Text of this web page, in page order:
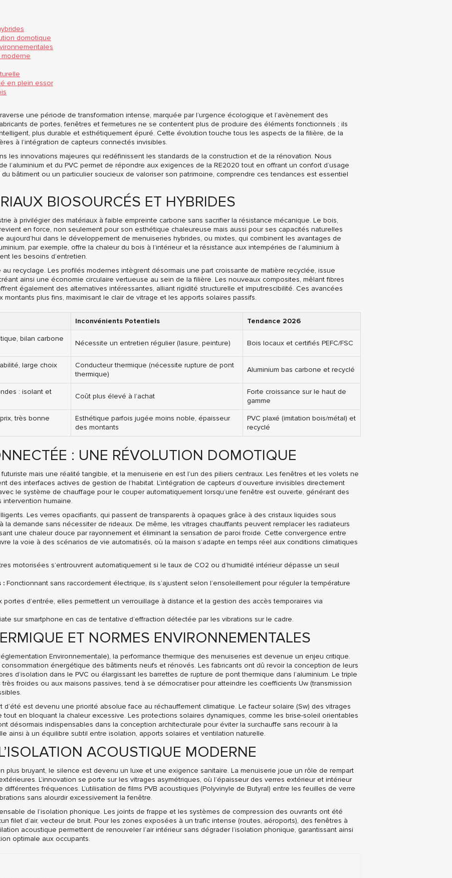
domotique
moderne
en plein essor
une période de transformation intense, marquée par l’urgence écologique et l’avènement des
de portes, fenêtres et fermetures ne se contentent plus de produire des éléments fonctionnels ; ils
plus durable et esthétiquement épuré. Cette évolution touche tous les aspects de la filière, de la
à l’intégration de capteurs connectés invisibles.
les innovations majeures qui redéfinissent les standards de la construction et de la rénovation. Nous
l’aluminium et du PVC permet de répondre aux exigences de la RE2020 tout en offrant un confort d’usage
bâtiment ou un particulier soucieux de valoriser son patrimoine, comprendre ces tendances est essentiel
BIOSOURCÉS ET HYBRIDES
à privilégier des matériaux à faible empreinte carbone sans sacrifier la résistance mécanique. Le bois,
en force, non seulement pour son esthétique chaleureuse mais aussi pour ses capacités naturelles
aujourd’hui dans le développement de menuiseries hybrides, ou mixtes, qui combinent les avantages de
par exemple, offre la chaleur du bois à l’intérieur et la résistance aux intempéries de l’aluminium à
les besoins d’entretien.
recyclage. Les profilés modernes intègrent désormais une part croissante de matière recyclée, issue
ainsi une économie circulaire vertueuse au sein de la filière. Les nouveaux composites, mêlant fibres
également des alternatives intéressantes, alliant rigidité structurelle et imputrescibilité. Ces avancées
plus fins, maximisant le clair de vitrage et les apports solaires passifs.
Inconvénients Potentiels Tendance 2026
bilan carbone
Nécessite un entretien régulier (lasure, peinture) Bois locaux et certifiés PEFC/FSC
large choix
Conducteur thermique (nécessite rupture de pont
thermique)
Aluminium bas carbone et recyclé
: isolant et
Coût plus élevé à l’achat
Forte croissance sur le haut de
gamme
très bonne
Esthétique parfois jugée moins noble, épaisseur
des montants
PVC plaxé (imitation bois/métal) et
recyclé
: UNE RÉVOLUTION DOMOTIQUE
futuriste mais une réalité tangible, et la menuiserie en est l’un des piliers centraux. Les fenêtres et les volets ne
des interfaces actives de gestion de l’habitat. L’intégration de capteurs d’ouverture invisibles directement
le système de chauffage pour le couper automatiquement lorsqu’une fenêtre est ouverte, générant des
intervention humaine.
Les verres opacifiants, qui passent de transparents à opaques grâce à des cristaux liquides sous
la demande sans nécessiter de rideaux. De même, les vitrages chauffants peuvent remplacer les radiateurs
une chaleur douce par rayonnement et éliminant la sensation de paroi froide. Cette convergence entre
la voie à des scénarios de vie automatisés, où la maison s’adapte en temps réel aux conditions climatiques
motorisées s’entrouvrent automatiquement si le taux de CO2 ou d’humidité intérieur dépasse un seuil
: Fonctionnant sans raccordement électrique, ils s’ajustent selon l’ensoleillement pour réguler la température
portes d’entrée, elles permettent un verrouillage à distance et la gestion des accès temporaires via
sur smartphone en cas de tentative d’effraction détectée par les vibrations sur le cadre.
ET NORMES ENVIRONNEMENTALES
Environnementale), la performance thermique des menuiseries est devenue un enjeu critique.
énergétique des bâtiments neufs et rénovés. Les fabricants ont dû revoir la conception de leurs
d’isolation dans le PVC ou élargissant les barrettes de rupture de pont thermique dans l’aluminium. Le triple
froides ou aux maisons passives, tend à se démocratiser pour atteindre les coefficients Uw (transmission
d’été est devenu une priorité absolue face au réchauffement climatique. Le facteur solaire (Sw) des vitrages
en bloquant la chaleur excessive. Les protections solaires dynamiques, comme les brise-soleil orientables
désormais indispensables dans la conception architecturale pour éviter la surchauffe sans recourir à la
ainsi à un équilibre subtil entre isolation, apports solaires et ventilation naturelle.
ACOUSTIQUE MODERNE
plus bruyant, le silence est devenu un luxe et une exigence sanitaire. La menuiserie joue un rôle de rempart
L’innovation se porte sur les vitrages asymétriques, où l’épaisseur des verres extérieur et intérieur
fréquences. L’utilisation de films PVB acoustiques (Polyvinyle de Butyral) entre les feuilles de verre
sans alourdir excessivement la fenêtre.
de l’isolation phonique. Les joints de frappe et les systèmes de compression des ouvrants ont été
filet d’air, vecteur de bruit. Pour les zones exposées à un trafic intense (routes, aéroports), des fenêtres à
acoustique permettent de renouveler l’air intérieur sans dégrader l’isolation phonique, garantissant ainsi
optimale aux occupants.